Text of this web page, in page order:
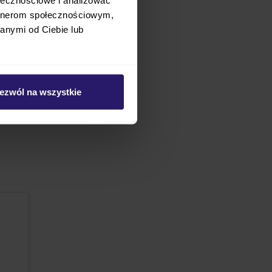
społecznościowym,
od Ciebie lub
na wszystkie
dlatego